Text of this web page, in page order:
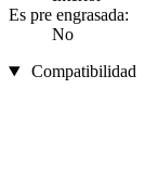
Es pre engrasada:
No
Compatibilidad